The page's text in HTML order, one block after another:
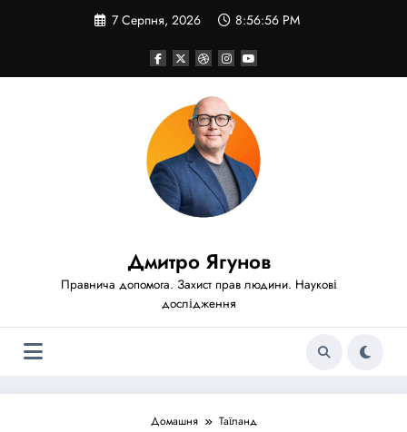
7 Серпня, 2026 8:56:58 PM
Дмитро Ягунов
Правнича допомога. Захист прав людини. Наукові
дослідження
Домашня Таїланд